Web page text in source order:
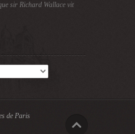
sir Richard Wallace vit
de Paris